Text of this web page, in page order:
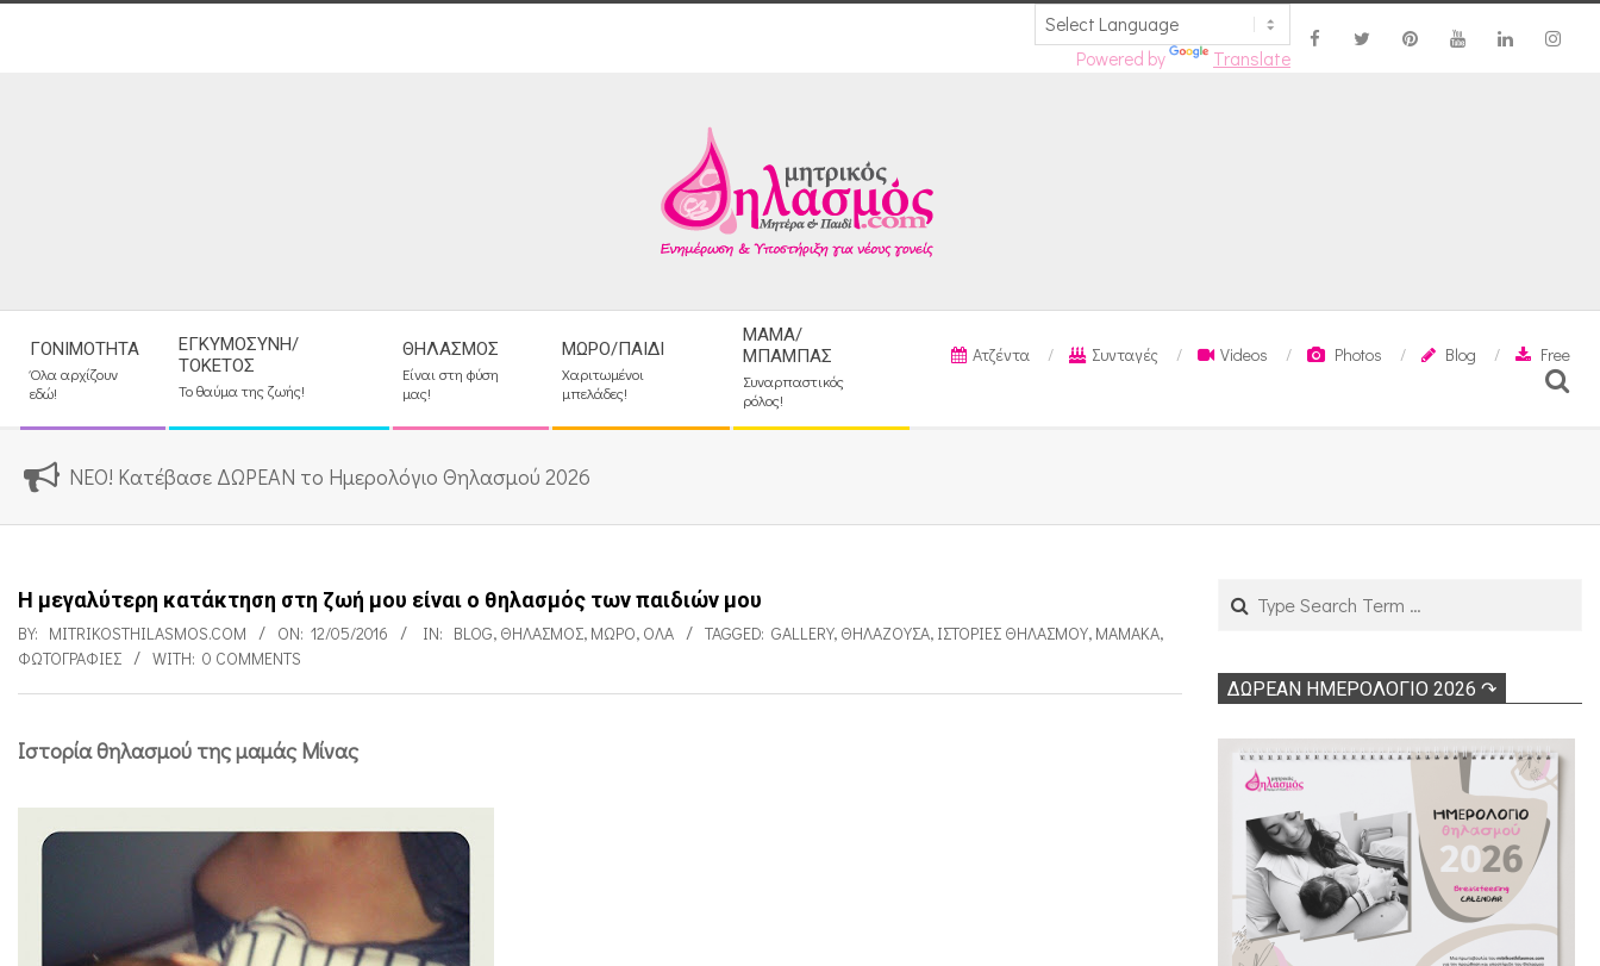
Powered by Translate
Navigation
Menu
ΓΟΝΙΜΌΤΗΤΑ
Όλα αρχίζουν
εδώ!
ΕΓΚΥΜΟΣΎΝΗ/
ΤΟΚΕΤΌΣ
Το θαύμα της ζωής!
ΘΗΛΑΣΜΌΣ
Είναι στη φύση
μας!
ΜΩΡΌ/ΠΑΙΔΊ
Χαριτωμένοι
μπελάδες!
ΜΑΜΆ/
ΜΠΑΜΠΆΣ
Συναρπαστικός
ρόλος!
Ατζέντα Συνταγές Videos Photos Blog
Free
Search
ΝΕΟ! Κατέβασε ΔΩΡΕΑΝ το Ημερολόγιο Θηλασμού 2026
Η μεγαλύτερη κατάκτηση στη ζωή μου είναι ο θηλασμός των παιδιών μου
BY: MITRIKOSTHILASMOS.COM ON: 12/05/2016 IN: BLOG, ΘΗΛΑΣΜΌΣ, ΜΩΡΌ, ΌΛΑ TAGGED: GALLERY, ΘΗΛΆΖΟΥΣΑ, ΙΣΤΟΡΊΕΣ ΘΗΛΑΣΜΟΎ, ΜΑΜΆΚΑ,
ΦΩΤΟΓΡΑΦΊΕΣ
WITH: 0 COMMENTS
μ
Ιστορία θηλασμού της μαμάς Μίνας
Search
ΔΩΡΕΑΝ ΗΜΕΡΟΛΟΓΙΟ 2026 ↷